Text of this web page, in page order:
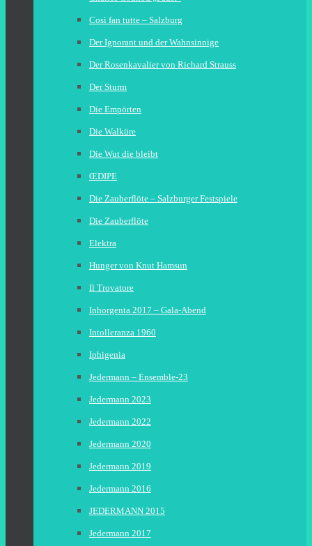
Cosi fan tutte – Salzburg
Der Ignorant und der Wahnsinnige
Der Rosenkavalier von Richard Strauss
Der Sturm
Die Empörten
Die Walküre
Die Wut die bleibt
ŒDIPE
Die Zauberflöte – Salzburger Festspiele
Die Zauberflöte
Elektra
Hunger von Knut Hamsun
Il Trovatore
Inhorgenta 2017 – Gala-Abend
Intolleranza 1960
Iphigenia
Jedermann – Ensemble-23
Jedermann 2023
Jedermann 2022
Jedermann 2020
Jedermann 2019
Jedermann 2016
JEDERMANN 2015
Jedermann 2017